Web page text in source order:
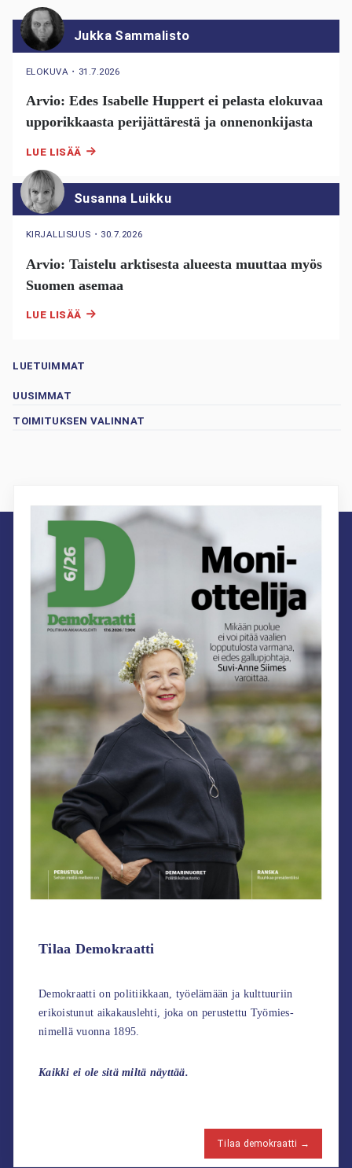
Jukka Sammalisto
ELOKUVA ・ 31.7.2026
Arvio: Edes Isabelle Huppert ei pelasta elokuvaa
upporikkaasta perijättärestä ja onnenonkijasta
LUE LISÄÄ
Susanna Luikku
KIRJALLISUUS ・ 30.7.2026
Arvio: Taistelu arktisesta alueesta muuttaa myös
Suomen asemaa
LUE LISÄÄ
LUETUIMMAT
UUSIMMAT
TOIMITUKSEN VALINNAT
Tilaa Demokraatti
Demokraatti on politiikkaan, työelämään ja kulttuuriin
erikoistunut aikakauslehti, joka on perustettu Työmies-
nimellä vuonna 1895.
Kaikki ei ole sitä miltä näyttää.
Tilaa demokraatti →